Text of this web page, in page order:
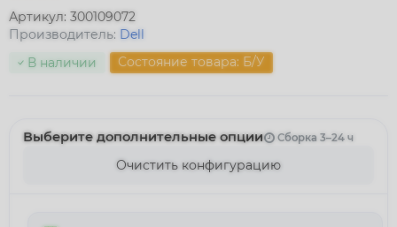
Артикул: 300109072
Производитель: Dell
В наличии
Состояние товара: Б/У
Выберите дополнительные опции Сборка 3–24 ч
Очистить конфигурацию